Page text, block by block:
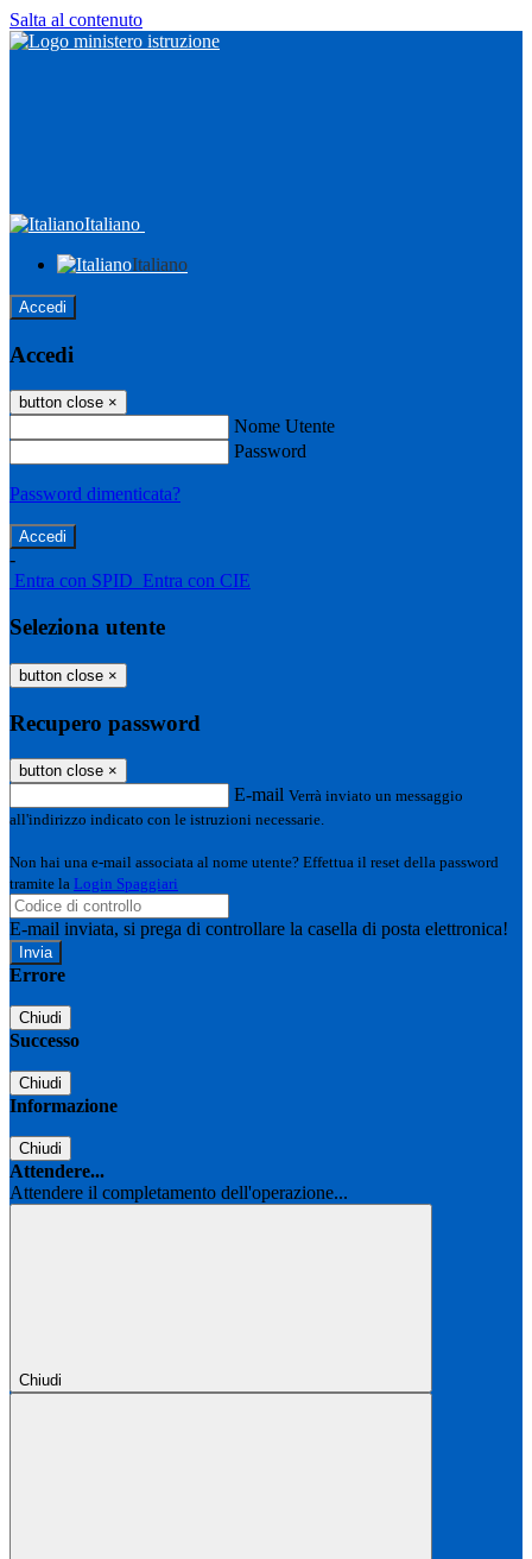
Salta al contenuto
Italiano
Italiano
Accedi
Accedi
button close ×
Nome Utente
Password
Password dimenticata?
-
Entra con SPID Entra con CIE
Seleziona utente
button close ×
Recupero password
button close ×
E-mail Verrà inviato un messaggio
all'indirizzo indicato con le istruzioni necessarie.
Non hai una e-mail associata al nome utente? Effettua il reset della password
tramite la Login Spaggiari
E-mail inviata, si prega di controllare la casella di posta elettronica!
Errore
Chiudi
Successo
Chiudi
Informazione
Chiudi
Attendere...
Attendere il completamento dell'operazione...
Chiudi